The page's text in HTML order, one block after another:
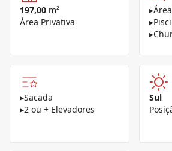
197,00 m²
Área Privativa
▸
▸
▸
▸Sacada
▸2 ou + Elevadores
Sul